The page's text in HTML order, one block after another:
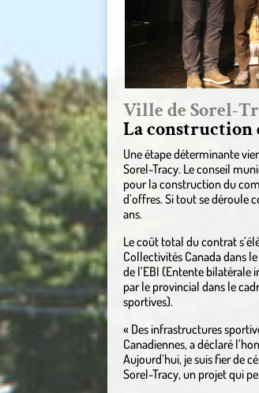
Ville de Sorel-
La construction
Une étape déterminante
Sorel-Tracy. Le conseil
pour la construction du
d’offres. Si tout se déroule
ans.
Le coût total du contrat
Collectivités Canada dans
de l’EBI (Entente
par le provincial dans le
sportives).
« Des infrastructures
Canadiennes, a déclaré
Aujourd’hui, je suis fier de
Sorel-Tracy, un projet qui